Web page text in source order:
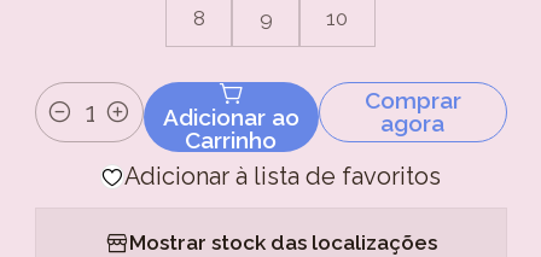
8 9 10
Quantidade
Adicionar ao
Carrinho
Comprar
agora
Adicionar à lista de favoritos
Mostrar stock das localizações